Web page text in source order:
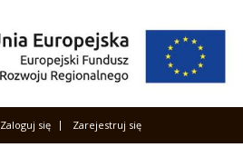
Zaloguj się Zarejestruj się